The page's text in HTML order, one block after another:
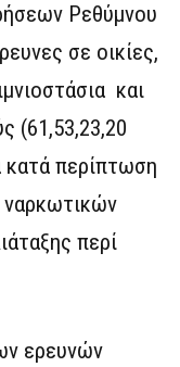
Ρεθύμνου
σε οικίες,
και
(61,53,23,20
περίπτωση
ναρκωτικών
περί
ερευνών